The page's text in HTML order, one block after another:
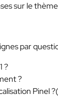
sur le
par
?
?
Pinel